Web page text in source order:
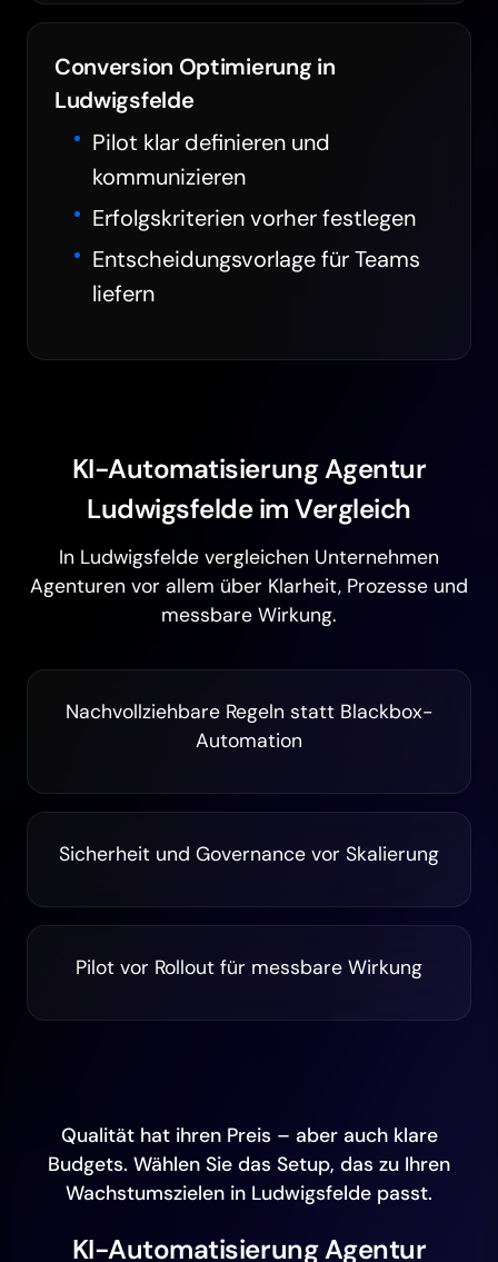
Conversion Optimierung in
Ludwigsfelde
Pilot klar definieren und
kommunizieren
Erfolgskriterien vorher festlegen
Entscheidungsvorlage für Teams
liefern
KI-Automatisierung Agentur
Ludwigsfelde im Vergleich
In Ludwigsfelde vergleichen Unternehmen
Agenturen vor allem über Klarheit, Prozesse und
messbare Wirkung.
Nachvollziehbare Regeln statt Blackbox-
Automation
Sicherheit und Governance vor Skalierung
Pilot vor Rollout für messbare Wirkung
Qualität hat ihren Preis – aber auch klare
Budgets. Wählen Sie das Setup, das zu Ihren
Wachstumszielen in Ludwigsfelde passt.
KI-Automatisierung Agentur